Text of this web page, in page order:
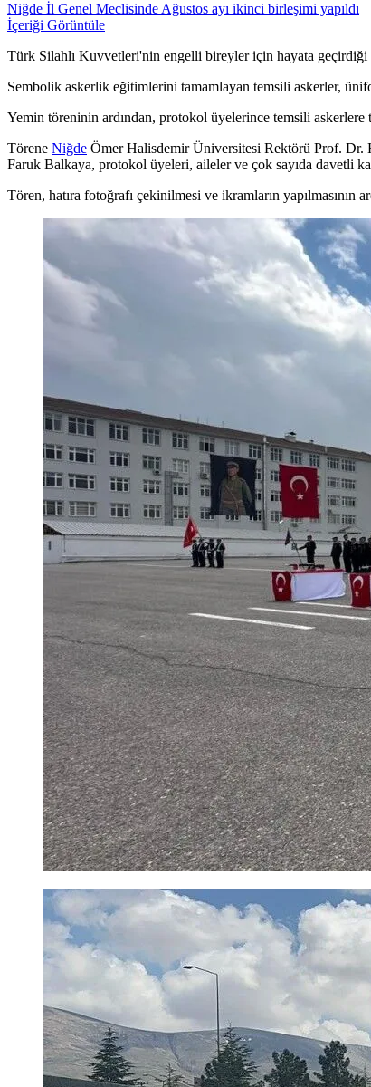
Niğde İl Genel Meclisinde Ağustos ayı ikinci birleşimi yapıldı
İçeriği Görüntüle
Türk Silahlı Kuvvetleri'nin engelli bireyler için hayata geçirdiği
Sembolik askerlik eğitimlerini tamamlayan temsili askerler,
Yemin töreninin ardından, protokol üyelerince temsili
Törene Niğde Ömer Halisdemir Üniversitesi Rektörü Prof. Dr.
Faruk Balkaya, protokol üyeleri, aileler ve çok sayıda davetli
Tören, hatıra fotoğrafı çekinilmesi ve ikramların yapılmasının